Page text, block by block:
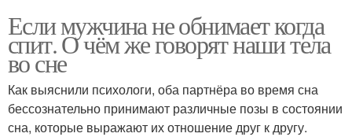
Если мужчина не обнимает когда
спит. О чём же говорят наши тела
во сне
Как выяснили психологи, оба партнёра во время сна
бессознательно принимают различные позы в состоянии
сна, которые выражают их отношение друг к другу.